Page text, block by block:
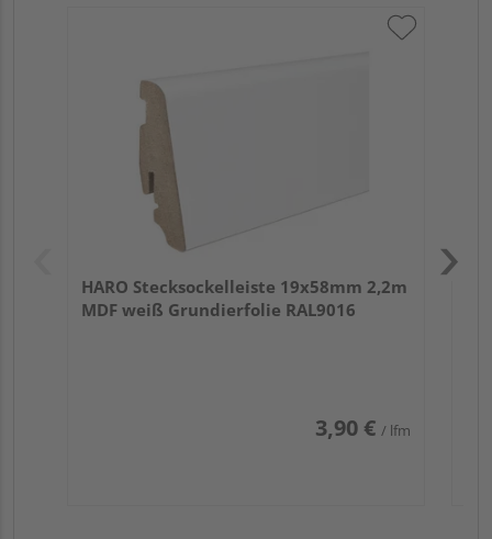
HARO Stecksockelleiste 19x58mm 2,2m
MDF weiß Grundierfolie RAL9016
3,90 € / lfm